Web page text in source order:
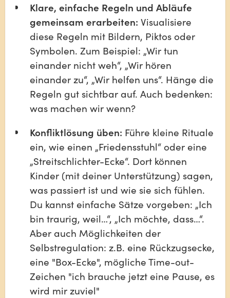
Klare, einfache Regeln und Abläufe
gemeinsam erarbeiten: Visualisiere
diese Regeln mit Bildern, Piktos oder
Symbolen. Zum Beispiel: „Wir tun
einander nicht weh“, „Wir hören
einander zu“, „Wir helfen uns“. Hänge die
Regeln gut sichtbar auf. Auch bedenken:
was machen wir wenn?
Konfliktlösung üben: Führe kleine Rituale
ein, wie einen „Friedensstuhl“ oder eine
„Streitschlichter-Ecke“. Dort können
Kinder (mit deiner Unterstützung) sagen,
was passiert ist und wie sie sich fühlen.
Du kannst einfache Sätze vorgeben: „Ich
bin traurig, weil…“, „Ich möchte, dass…“.
Aber auch Möglichkeiten der
Selbstregulation: z.B. eine Rückzugsecke,
eine "Box-Ecke", mögliche Time-out-
Zeichen "ich brauche jetzt eine Pause, es
wird mir zuviel"